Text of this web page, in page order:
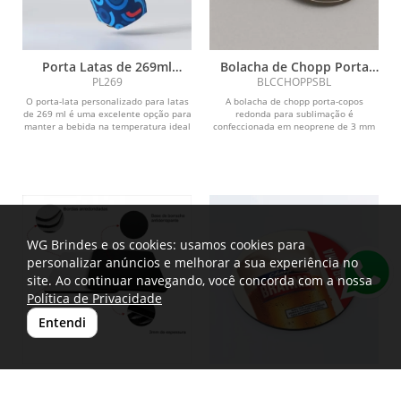
Porta Latas de 269ml
Personalizado
PL269
O porta-lata personalizado para latas
de 269 ml é uma excelente opção para
manter a bebida na temperatura ideal
Bolacha de Chopp Porta
Copo em Branco
Sublimação
BLCCHOPPSBL
A bolacha de chopp porta-copos
redonda para sublimação é
confeccionada em neoprene de 3 mm
WG Brindes e os cookies: usamos cookies para
personalizar anúncios e melhorar a sua experiência no
site. Ao continuar navegando, você concorda com a nossa
Política de Privacidade
Entendi